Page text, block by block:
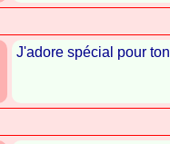
J'adore spécial pour